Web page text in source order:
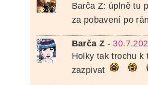
Barča Z: úplně tu
za pobavení po
Barča Z -
Holky tak trochu k
zazpivat